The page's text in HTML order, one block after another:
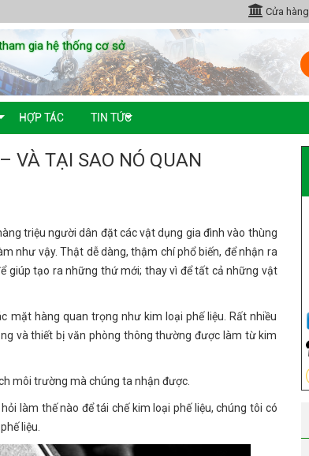
Cửa hàng
gia hệ thống cơ sở
HỢP TÁC TIN TỨC
VÀ TẠI SAO NÓ QUAN
triệu người dân đặt các vật dụng gia đình vào thùng
như vậy. Thật dễ dàng, thậm chí phổ biến, để nhận ra
giúp tạo ra những thứ mới; thay vì để tất cả những vật
mặt hàng quan trọng như kim loại phế liệu. Rất nhiều
và thiết bị văn phòng thông thường được làm từ kim
môi trường mà chúng ta nhận được.
hỏi làm thế nào để tái chế kim loại phế liệu, chúng tôi có
liệu.